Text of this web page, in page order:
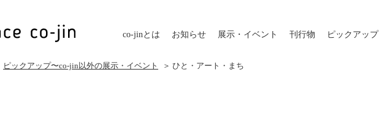
co-jinとは お知らせ 展示・イベント 刊行物 ピックアップ
ピックアップ〜co-jin以外の展示・イベント ＞ ひと・アート・まち